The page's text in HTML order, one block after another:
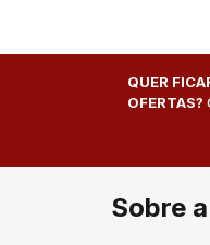
QUER
OFERTAS?
Sobre